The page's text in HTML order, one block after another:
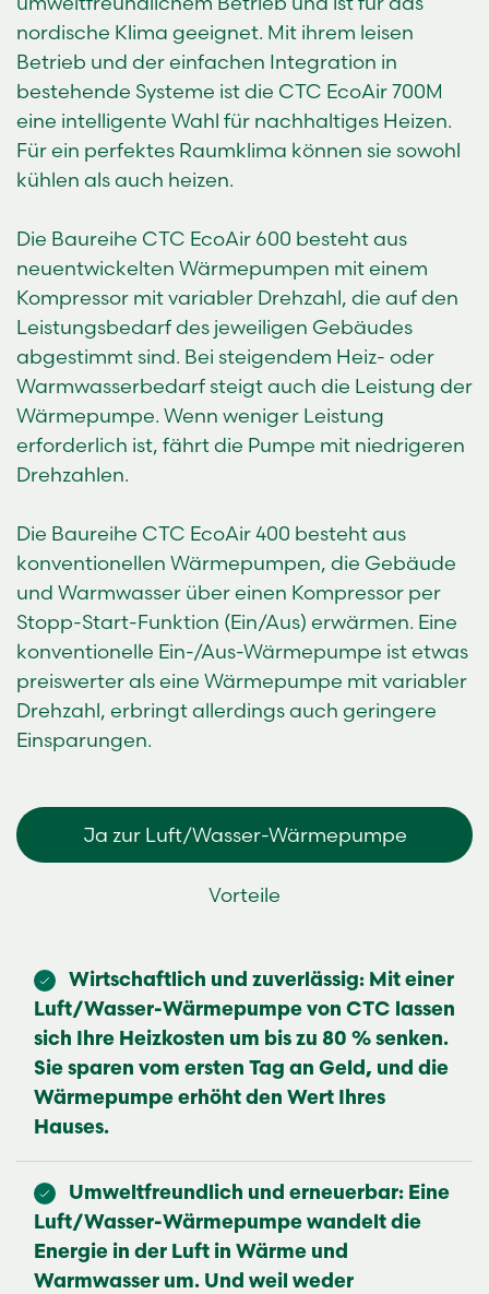
nordische Klima geeignet. Mit ihrem leisen
Betrieb und der einfachen Integration in
bestehende Systeme ist die CTC EcoAir 700M
eine intelligente Wahl für nachhaltiges Heizen.
Für ein perfektes Raumklima können sie sowohl
kühlen als auch heizen.
Die Baureihe CTC EcoAir 600 besteht aus
neuentwickelten Wärmepumpen mit einem
Kompressor mit variabler Drehzahl, die auf den
Leistungsbedarf des jeweiligen Gebäudes
abgestimmt sind. Bei steigendem Heiz- oder
Warmwasserbedarf steigt auch die Leistung der
Wärmepumpe. Wenn weniger Leistung
erforderlich ist, fährt die Pumpe mit niedrigeren
Drehzahlen.
Die Baureihe CTC EcoAir 400 besteht aus
konventionellen Wärmepumpen, die Gebäude
und Warmwasser über einen Kompressor per
Stopp-Start-Funktion (Ein/Aus) erwärmen. Eine
konventionelle Ein-/Aus-Wärmepumpe ist etwas
preiswerter als eine Wärmepumpe mit variabler
Drehzahl, erbringt allerdings auch geringere
Einsparungen.
Ja zur Luft/Wasser-Wärmepumpe
Vorteile
Wirtschaftlich und zuverlässig: Mit einer
Luft/Wasser-Wärmepumpe von CTC lassen
sich Ihre Heizkosten um bis zu 80 % senken.
Sie sparen vom ersten Tag an Geld, und die
Wärmepumpe erhöht den Wert Ihres
Hauses.
Umweltfreundlich und erneuerbar: Eine
Luft/Wasser-Wärmepumpe wandelt die
Energie in der Luft in Wärme und
Warmwasser um. Und weil weder